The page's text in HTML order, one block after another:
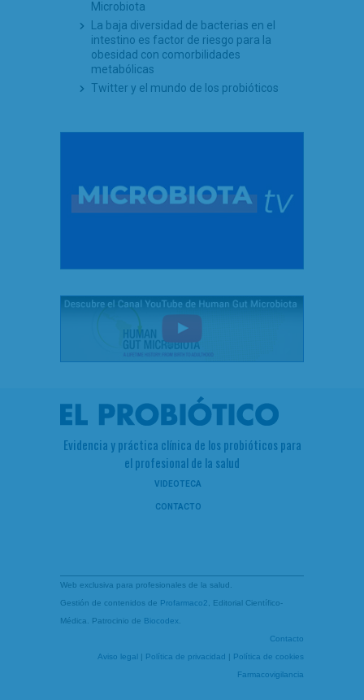
Microbiota
La baja diversidad de bacterias en el
intestino es factor de riesgo para la
obesidad con comorbilidades
metabólicas
Twitter y el mundo de los probióticos
Evidencia y práctica clínica de los probióticos para
el profesional de la salud
VIDEOTECA
CONTACTO
Web exclusiva para profesionales de la salud.
Gestión de contenidos de Profarmaco2 , Editorial Científico-
Médica. Patrocinio de Biocodex
Contacto
Aviso legal | Política de privacidad | Política de cookies
Farmacovigilancia